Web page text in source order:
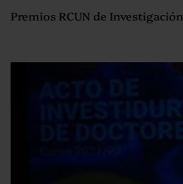
Premios RCUN de Investigación